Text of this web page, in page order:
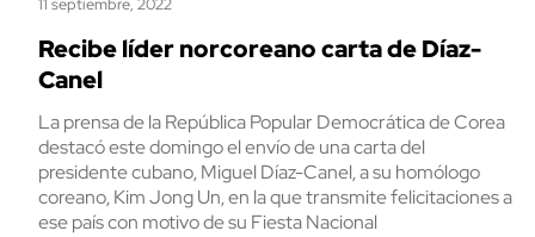
11 septiembre, 2022
Recibe líder norcoreano carta de Díaz-
Canel
La prensa de la República Popular Democrática de Corea
destacó este domingo el envío de una carta del
presidente cubano, Miguel Díaz-Canel, a su homólogo
coreano, Kim Jong Un, en la que transmite felicitaciones a
ese país con motivo de su Fiesta Nacional